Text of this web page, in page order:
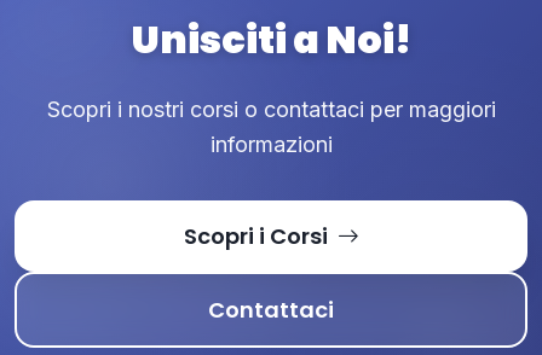
Unisciti a Noi!
Scopri i nostri corsi o contattaci per maggiori
informazioni
Scopri i Corsi
Contattaci